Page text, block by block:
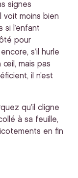
signes
voit moins bien
si l’enfant
pour
s’il hurle
œil, mais pas
il n’est
qu’il cligne
à sa feuille,
en fin